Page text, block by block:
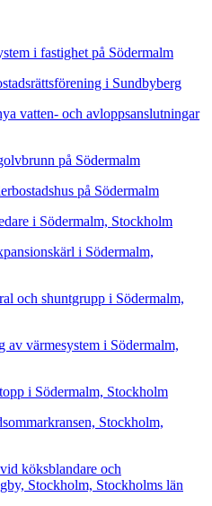
i fastighet på Södermalm
i Sundbyberg
vatten- och avloppsanslutningar
på Södermalm
på Södermalm
i Södermalm, Stockholm
i Södermalm,
och shuntgrupp i Södermalm,
av värmesystem i Södermalm,
i Södermalm, Stockholm
Stockholm,
köksblandare och
Stockholm, Stockholms län